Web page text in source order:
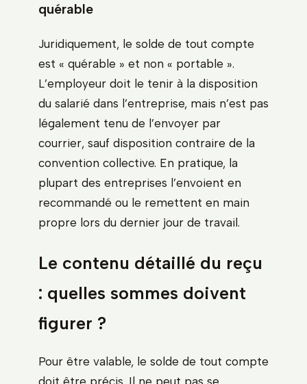
quérable
Juridiquement, le solde de tout compte
est « quérable » et non « portable ».
L’employeur doit le tenir à la disposition
du salarié dans l’entreprise, mais n’est pas
légalement tenu de l’envoyer par
courrier, sauf disposition contraire de la
convention collective. En pratique, la
plupart des entreprises l’envoient en
recommandé ou le remettent en main
propre lors du dernier jour de travail.
Le contenu détaillé du reçu
: quelles sommes doivent
figurer ?
Pour être valable, le solde de tout compte
doit être précis. Il ne peut pas se